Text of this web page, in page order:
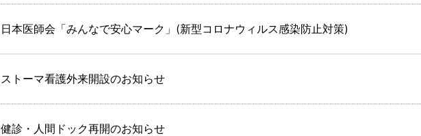
日本医師会「みんなで安心マーク」(新型コロナウィルス感染防止対策)
ストーマ看護外来開設のお知らせ
健診・人間ドック再開のお知らせ